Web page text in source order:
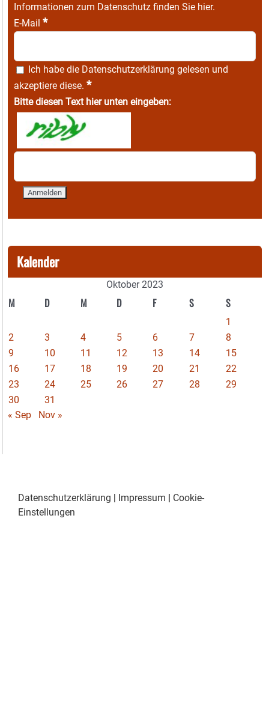
Informationen zum Datenschutz finden Sie hier.
E-Mail *
Ich habe die Datenschutzerklärung gelesen und
akzeptiere diese. *
Bitte diesen Text hier unten eingeben:
Kalender
Oktober 2023
M D M D F S S
1
2
3 4 5 6 7
8
9
10 11 12 13 14
15
16
17 18 19 20 21
22
23
24 25 26 27 28
29
30
31
« Sep
Nov »
Datenschutzerklärung | Impressum | Cookie-
Einstellungen